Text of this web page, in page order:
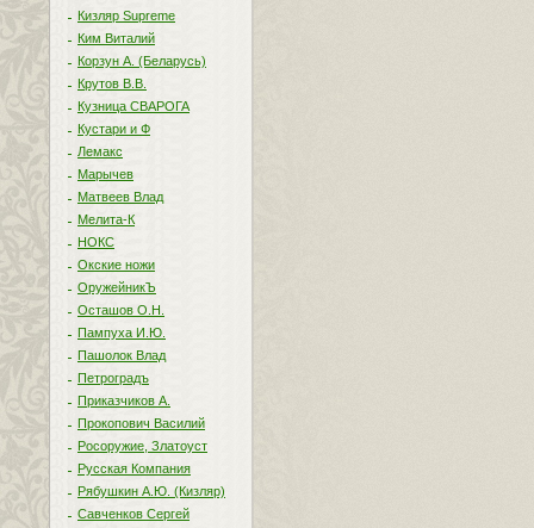
Кизляр Supreme
Ким Виталий
Корзун А. (Беларусь)
Крутов В.В.
Кузница СВАРОГА
Кустари и Ф
Лемакс
Марычев
Матвеев Влад
Мелита-К
НОКС
Окские ножи
ОружейникЪ
Осташов О.Н.
Пампуха И.Ю.
Пашолок Влад
Петроградъ
Приказчиков А.
Прокопович Василий
Росоружие, Златоуст
Русская Компания
Рябушкин А.Ю. (Кизляр)
Савченков Сергей